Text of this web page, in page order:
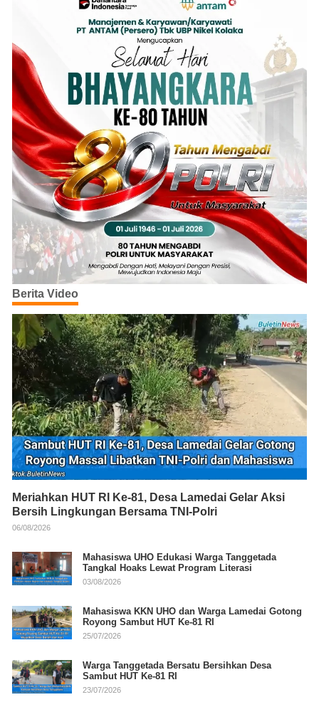
Berita Video
Meriahkan HUT RI Ke-81, Desa Lamedai Gelar Aksi
Bersih Lingkungan Bersama TNI-Polri
06/08/2026
Mahasiswa UHO Edukasi Warga Tanggetada
Tangkal Hoaks Lewat Program Literasi
03/08/2026
Mahasiswa KKN UHO dan Warga Lamedai Gotong
Royong Sambut HUT Ke-81 RI
25/07/2026
Warga Tanggetada Bersatu Bersihkan Desa
Sambut HUT Ke-81 RI
23/07/2026